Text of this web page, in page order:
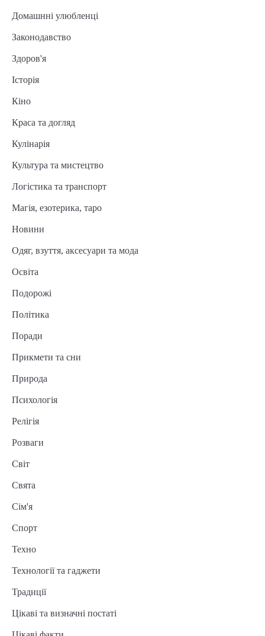
Домашнні улюбленці
Законодавство
Здоров'я
Історія
Кіно
Краса та догляд
Кулінарія
Культура та мистецтво
Логістика та транспорт
Магія, езотерика, таро
Новини
Одяг, взуття, аксесуари та мода
Освіта
Подорожі
Політика
Поради
Прикмети та сни
Природа
Психологія
Релігія
Розваги
Світ
Свята
Сім'я
Спорт
Техно
Технології та гаджети
Традиції
Цікаві та визначні постаті